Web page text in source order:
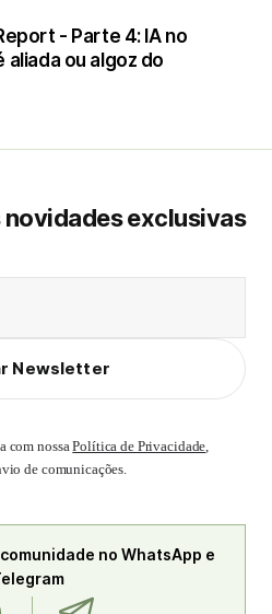
- Parte 4: IA no
ou algoz do
novidades exclusivas
Newsletter
com nossaPolítica de Privacidade,
de comunicações.
no WhatsApp e